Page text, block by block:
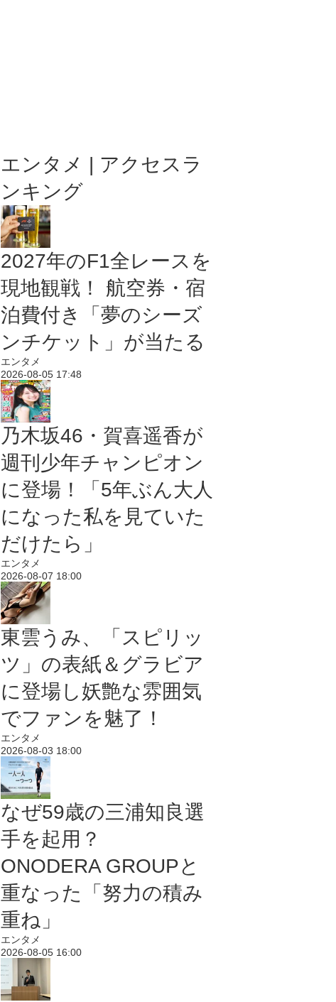
エンタメ | アクセスラ
ンキング
2027年のF1全レースを
現地観戦！ 航空券・宿
泊費付き「夢のシーズ
ンチケット」が当たる
エンタメ
2026-08-05 17:48
乃木坂46・賀喜遥香が
週刊少年チャンピオン
に登場！「5年ぶん大人
になった私を見ていた
だけたら」
エンタメ
2026-08-07 18:00
東雲うみ、「スピリッ
ツ」の表紙＆グラビア
に登場し妖艶な雰囲気
でファンを魅了！
エンタメ
2026-08-03 18:00
なぜ59歳の三浦知良選
手を起用？
ONODERA GROUPと
重なった「努力の積み
重ね」
エンタメ
2026-08-05 16:00